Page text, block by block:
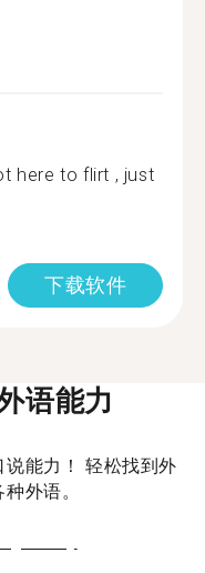
here to flirt , just
下载软件
语能力
能力！ 轻松找到外
外语。